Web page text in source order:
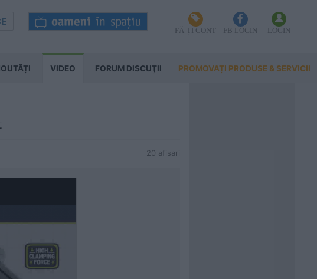
FĂ-ȚI CONT FB LOGIN LOGIN
VIDEO FORUM DISCUŢII PROMOVAȚI PRODUSE & SERVICII
20 afisari